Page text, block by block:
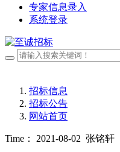
专家信息录入
系统登录
招标信息
招标公告
网站首页
Time： 2021-08-02 张铭轩